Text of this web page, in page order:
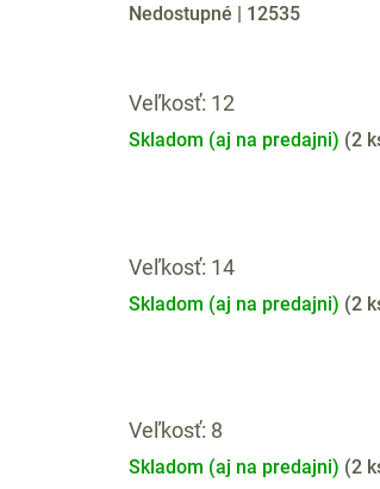
Nedostupné | 12535
Veľkosť: 12
Skladom (aj na predajni) (2
Veľkosť: 14
Skladom (aj na predajni) (2
Veľkosť: 8
Skladom (aj na predajni) (2